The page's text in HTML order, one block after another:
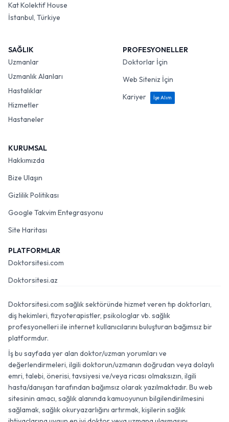
Kat Kolektif House
İstanbul, Türkiye
SAĞLIK
Uzmanlar
Uzmanlık Alanları
Hastalıklar
Hizmetler
Hastaneler
PROFESYONELLER
Doktorlar İçin
Web Siteniz İçin
Kariyer
İşe Alım
KURUMSAL
Hakkımızda
Bize Ulaşın
Gizlilik Politikası
Google Takvim Entegrasyonu
Site Haritası
PLATFORMLAR
Doktorsitesi.com
Doktorsitesi.az
Doktorsitesi.com sağlık sektöründe hizmet veren tıp doktorları,
diş hekimleri, fizyoterapistler, psikologlar vb. sağlık
profesyonelleri ile internet kullanıcılarını buluşturan bağımsız bir
platformdur.
İş bu sayfada yer alan doktor/uzman yorumları ve
değerlendirmeleri, ilgili doktorun/uzmanın doğrudan veya dolaylı
emri, talebi, önerisi, tavsiyesi ve/veya ricası olmaksızın, ilgili
hasta/danışan tarafından bağımsız olarak yazılmaktadır. Bu web
sitesinin amacı, sağlık alanında kamuoyunun bilgilendirilmesini
sağlamak, sağlık okuryazarlığını artırmak, kişilerin sağlık